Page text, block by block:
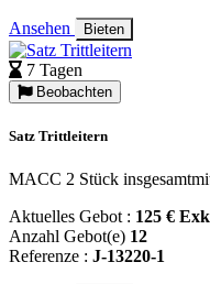
Ansehen Bieten
7 Tagen
Beobachten
Satz Trittleitern
MACC 2 Stück
Aktuelles Gebot : 125 €
Anzahl Gebot(e) 12
Referenze : J-13220-1